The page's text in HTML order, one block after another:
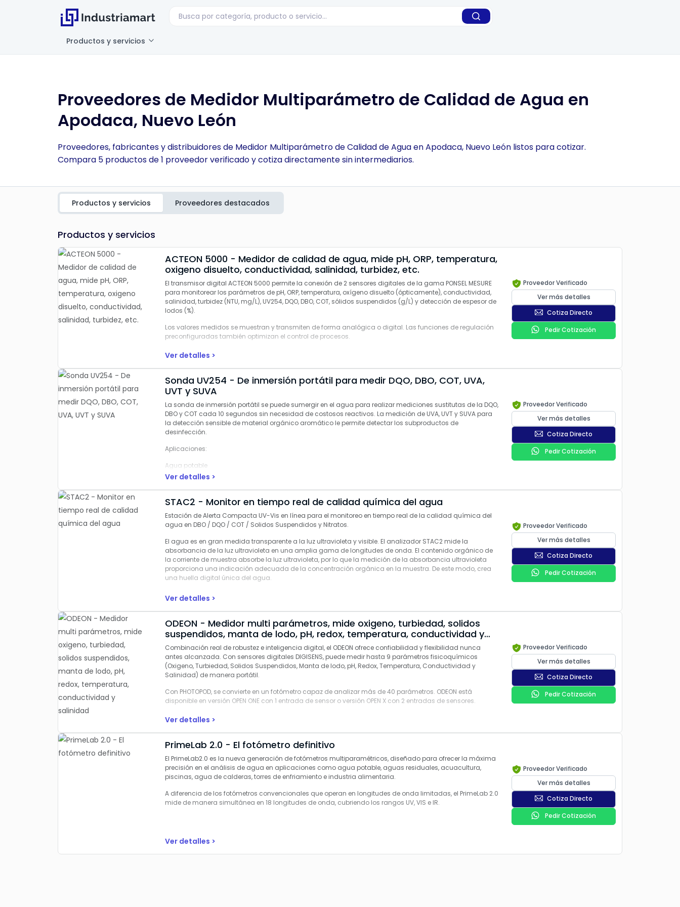
Productos y servicios
Proveedores de Medidor Multiparámetro de Calidad de Agua en
Apodaca, Nuevo León
Proveedores, fabricantes y distribuidores de Medidor Multiparámetro de Calidad de Agua en Apodaca, Nuevo León listos para cotizar.
Compara 5 productos de 1 proveedor verificado y cotiza directamente sin intermediarios.
Productos y servicios Proveedores destacados
Productos y servicios
ACTEON 5000 - Medidor de calidad de agua, mide pH, ORP, temperatura,
oxigeno disuelto, conductividad, salinidad, turbidez, etc.
El transmisor digital ACTEON 5000 permite la conexión de 2 sensores digitales de la gama PONSEL MESURE
para monitorear los parámetros de pH, ORP, temperatura, oxígeno disuelto (ópticamente), conductividad,
salinidad, turbidez (NTU, mg/L), UV254, DQO, DBO, COT, sólidos suspendidos (g/L) y detección de espesor de
lodos (%).
Los valores medidos se muestran y transmiten de forma analógica o digital. Las funciones de regulación
preconfiguradas también optimizan el control de procesos.
Ver detalles >
Proveedor Verificado
Ver más detalles
Cotiza Directo
Pedir Cotización
Sonda UV254 - De inmersión portátil para medir DQO, DBO, COT, UVA,
UVT y SUVA
La sonda de inmersión portátil se puede sumergir en el agua para realizar mediciones sustitutas de la DQO,
DBO y COT cada 10 segundos sin necesidad de costosos reactivos. La medición de UVA, UVT y SUVA para
la detección sensible de material orgánico aromático le permite detectar los subproductos de
desinfección.
Aplicaciones:
Agua potable
Agua residual
Agua de proceso industrial
Monitoreo ambiental
Ver detalles >
Proveedor Verificado
Ver más detalles
Cotiza Directo
Pedir Cotización
STAC2 - Monitor en tiempo real de calidad química del agua
Estación de Alerta Compacta UV-Vis en línea para el monitoreo en tiempo real de la calidad química del
agua en DBO / DQO / COT / Solidos Suspendidos y Nitratos.
El agua es en gran medida transparente a la luz ultravioleta y visible. El analizador STAC2 mide la
absorbancia de la luz ultravioleta en una amplia gama de longitudes de onda. El contenido orgánico de
la corriente de muestra absorbe la luz ultravioleta, por lo que la medición de la absorbancia ultravioleta
proporciona una indicación adecuada de la concentración orgánica en la muestra. De este modo, crea
una huella digital única del agua.
Ver detalles >
Proveedor Verificado
Ver más detalles
Cotiza Directo
Pedir Cotización
ODEON - Medidor multi parámetros, mide oxigeno, turbiedad, solidos
suspendidos, manta de lodo, pH, redox, temperatura, conductividad y
salinidad
Combinación real de robustez e inteligencia digital, el ODEON ofrece confiabilidad y flexibilidad nunca
antes alcanzada. Con sensores digitales DIGISENS, puede medir hasta 9 parámetros fisicoquímicos
(Oxigeno, Turbiedad, Solidos Suspendidos, Manta de lodo, pH, Redox, Temperatura, Conductividad y
Salinidad) de manera portátil.
Con PHOTOPOD, se convierte en un fotómetro capaz de analizar más de 40 parámetros. ODEON está
disponible en versión OPEN ONE con 1 entrada de sensor o versión OPEN X con 2 entradas de sensores.
Ver detalles >
Proveedor Verificado
Ver más detalles
Cotiza Directo
Pedir Cotización
PrimeLab 2.0 - El fotómetro definitivo
El PrimeLab2.0 es la nueva generación de fotómetros multiparamétricos, diseñado para ofrecer la máxima
precisión en el análisis de agua en aplicaciones como agua potable, aguas residuales, acuacultura,
piscinas, agua de calderas, torres de enfriamiento e industria alimentaria.
A diferencia de los fotómetros convencionales que operan en longitudes de onda limitadas, el PrimeLab 2.0
mide de manera simultánea en 18 longitudes de onda, cubriendo los rangos UV, VIS e IR.
Ver detalles >
Proveedor Verificado
Ver más detalles
Cotiza Directo
Pedir Cotización